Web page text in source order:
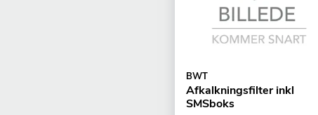
BWT
Afkalkningsfilter inkl
SMSboks